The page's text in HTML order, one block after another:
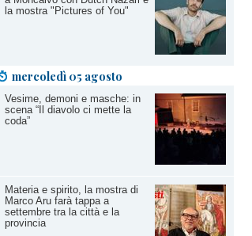
la mostra "Pictures of You"
mercoledì 05 agosto
Vesime, demoni e masche: in
scena “Il diavolo ci mette la
coda”
Materia e spirito, la mostra di
Marco Aru farà tappa a
settembre tra la città e la
provincia